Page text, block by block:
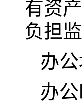
有资
负担
办
办